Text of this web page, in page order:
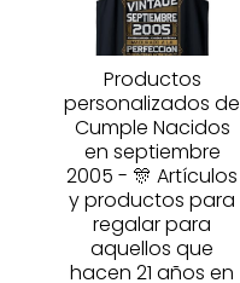
Productos
personalizados de
Cumple Nacidos
en septiembre
2005 - 🎊 Artículos
y productos para
regalar para
aquellos que
hacen 21 años en